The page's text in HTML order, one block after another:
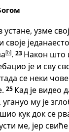
устане, узме
[b]. 23 Након што
је и сву
се неки
25 Кад је видео
угануо му је
кук док се
ме, јер